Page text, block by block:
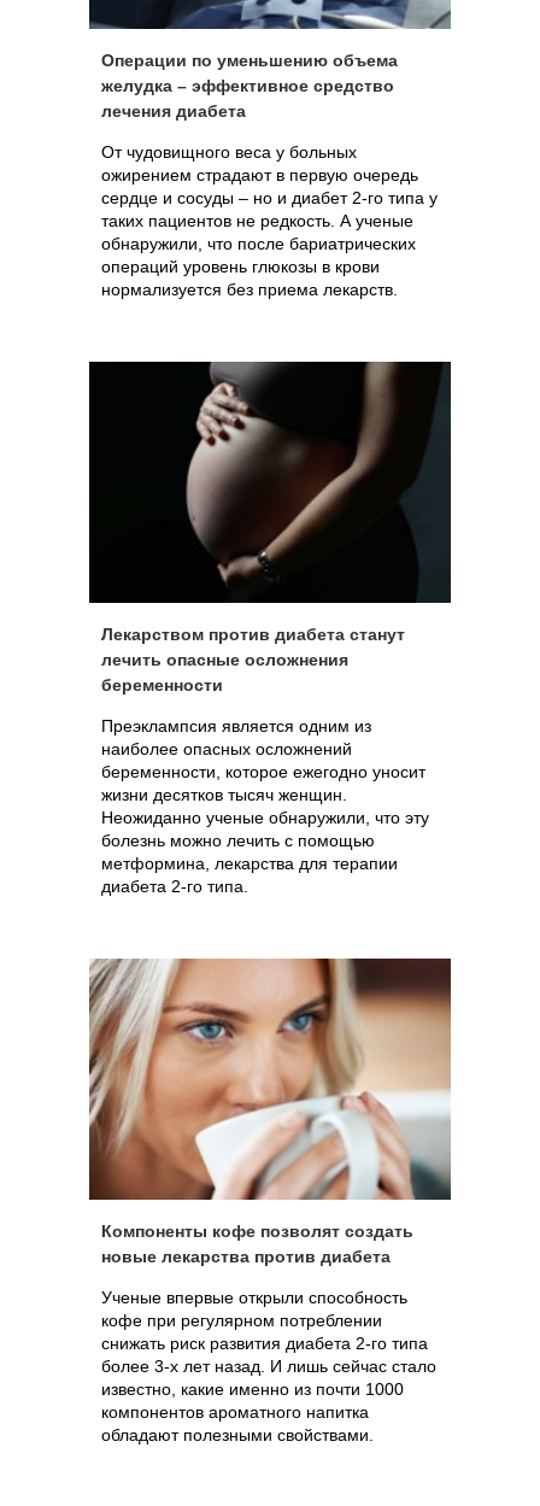
Операции по уменьшению объема
желудка – эффективное средство
лечения диабета
От чудовищного веса у больных
ожирением страдают в первую очередь
сердце и сосуды – но и диабет 2-го типа у
таких пациентов не редкость. А ученые
обнаружили, что после бариатрических
операций уровень глюкозы в крови
нормализуется без приема лекарств.
Лекарством против диабета станут
лечить опасные осложнения
беременности
Преэклампсия является одним из
наиболее опасных осложнений
беременности, которое ежегодно уносит
жизни десятков тысяч женщин.
Неожиданно ученые обнаружили, что эту
болезнь можно лечить с помощью
метформина, лекарства для терапии
диабета 2-го типа.
Компоненты кофе позволят создать
новые лекарства против диабета
Ученые впервые открыли способность
кофе при регулярном потреблении
снижать риск развития диабета 2-го типа
более 3-х лет назад. И лишь сейчас стало
известно, какие именно из почти 1000
компонентов ароматного напитка
обладают полезными свойствами.